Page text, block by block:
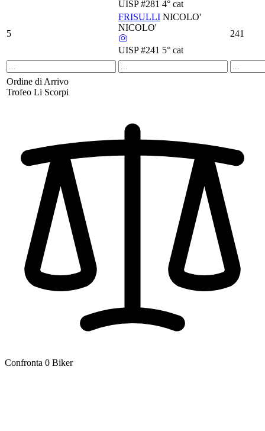
UISP #281 4° cat
5
FRISULLI NICOLO'
NICOLO'
UISP #241 5° cat
241
Ordine di Arrivo
Trofeo Li Scorpi
Confronta 0 Biker